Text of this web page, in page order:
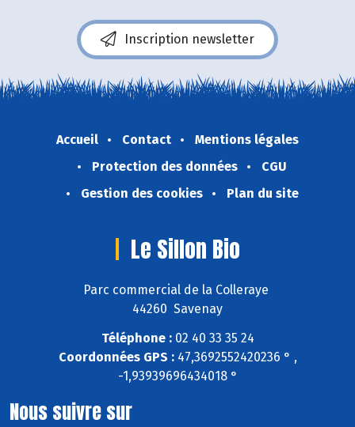
Inscription newsletter
Accueil Contact
Mentions légales
Protection des données
CGU
Gestion des cookies
Plan du site
Le Sillon Bio
Parc commercial de la Colleraye
44260 Savenay
Téléphone :02 40 33 35 24
Coordonnées GPS :47,3692552420236 ° ,
-1,93939696434018 °
Nous suivre sur